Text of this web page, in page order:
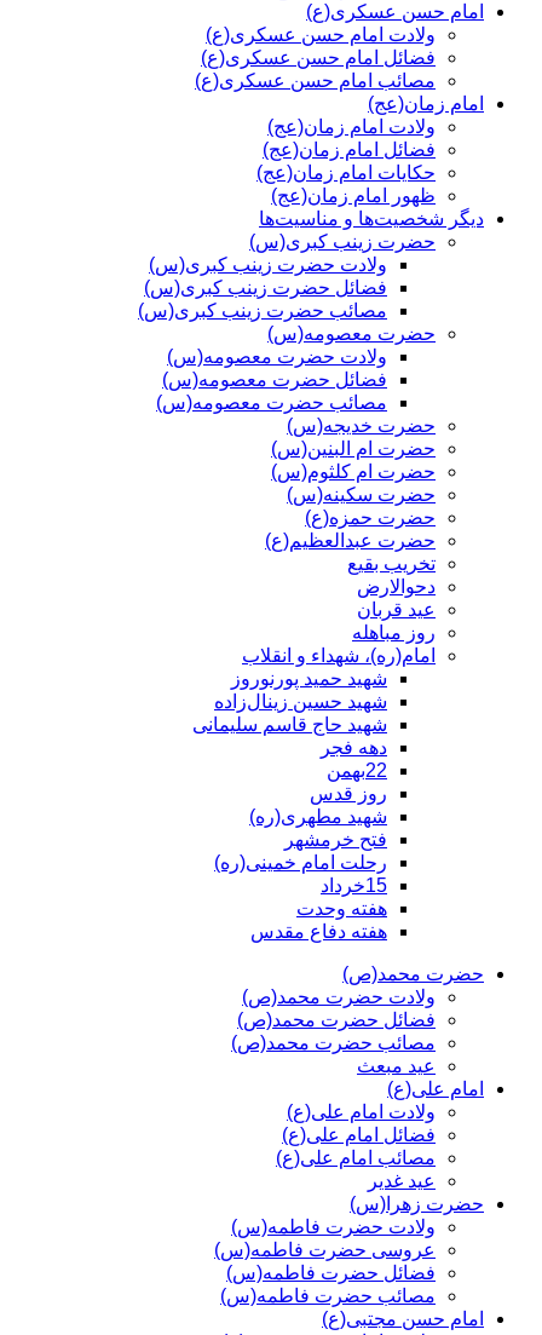
امام حسن عسکری(ع)
ولادت امام حسن عسکری(ع)
فضائل امام حسن عسکری(ع)
مصائب امام حسن عسکری(ع)
امام زمان(عج)
ولادت امام زمان(عج)
فضائل امام زمان(عج)
حکایات امام زمان(عج)
ظهور امام زمان(عج)
دیگر شخصیت‌ها و مناسیت‌ها
حضرت زینب کبری(س)
ولادت حضرت زینب کبری(س)
فضائل حضرت زینب کبری(س)
مصائب حضرت زینب کبری(س)
حضرت معصومه(س)
ولادت حضرت معصومه(س)
فضائل حضرت معصومه(س)
مصائب حضرت معصومه(س)
حضرت خدیجه(س)
حضرت ام البنین(س)
حضرت ام کلثوم(س)
حضرت سکینه(س)
حضرت حمزه(ع)
حضرت عبدالعظیم(ع)
تخریب بقیع
دحوالارض
عید قربان
روز مباهله
امام(ره)، شهداء و انقلاب
شهید حمید پورنوروز
شهید حسین زینال‌زاده
شهید حاج قاسم سلیمانی
دهه فجر
22بهمن
روز قدس
شهید مطهری(ره)
فتح خرمشهر
رحلت امام خمینی(ره)
15خرداد
هفته وحدت
هفته دفاع مقدس
حضرت محمد(ص)
ولادت حضرت محمد(ص)
فضائل حضرت محمد(ص)
مصائب حضرت محمد(ص)
عید مبعث
امام علی(ع)
ولادت امام علی(ع)
فضائل امام علی(ع)
مصائب امام علی(ع)
عید غدیر
حضرت زهرا(س)
ولادت حضرت فاطمه(س)
عروسی حضرت فاطمه(س)
فضائل حضرت فاطمه(س)
مصائب حضرت فاطمه(س)
امام حسن مجتبی(ع)